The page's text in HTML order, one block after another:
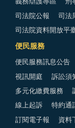
義務辯護專區 刑
司法院公報 司法
司法院資料開放平
便民服務
便民服務訊息公告
視訊開庭 訴訟須
多元化繳費服務
線上起訴 特約通
訂閱電子報 資料